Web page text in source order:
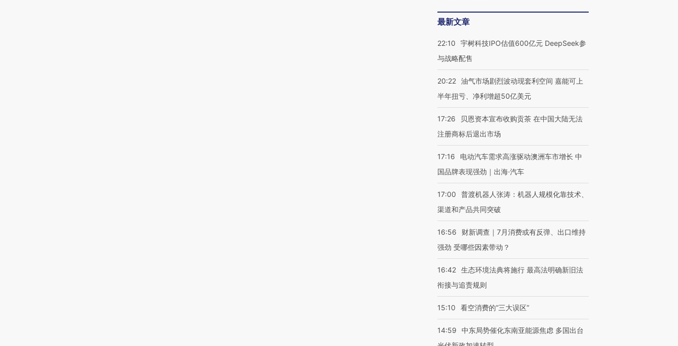
最新文章
22:10
宇树科技IPO估值600亿元 DeepSeek参
与战略配售
20:22 油气市场剧烈波动现套利空间 嘉能可上
半年扭亏、净利增超50亿美元
17:26
贝恩资本宣布收购贡茶 在中国大陆无法
注册商标后退出市场
17:16
电动汽车需求高涨驱动澳洲车市增长 中
国品牌表现强劲｜出海·汽车
17:00
普渡机器人张涛：机器人规模化靠技术、
渠道和产品共同突破
16:56
财新调查｜7月消费或有反弹、出口维持
强劲 受哪些因素带动？
16:42 生态环境法典将施行 最高法明确新旧法
衔接与追责规则
15:10 看空消费的“三大误区”
14:59
中东局势催化东南亚能源焦虑 多国出台